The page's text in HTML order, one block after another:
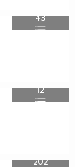
43
12
202